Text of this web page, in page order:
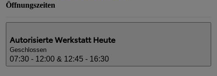
Öffnungszeiten
Autorisierte Werkstatt Heute
Geschlossen
07:30 - 12:00 & 12:45 - 16:30